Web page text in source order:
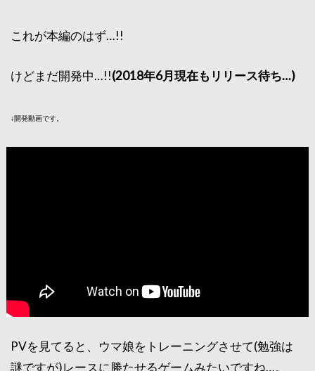
これが本編のはず…!!
けどまだ開発中…!!(2018年6月現在もリリース待ち…)
↓開発動画です。
PVを見てると、ウマ娘をトレーニングさせて(勉強は
謎ですが)レースに勝たせるゲームみたいですね…。